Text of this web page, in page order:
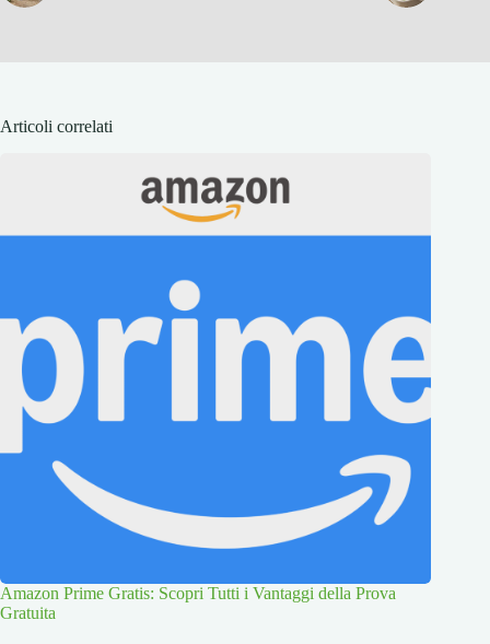
Articoli correlati
Amazon Prime Gratis: Scopri Tutti i Vantaggi della Prova
Gratuita